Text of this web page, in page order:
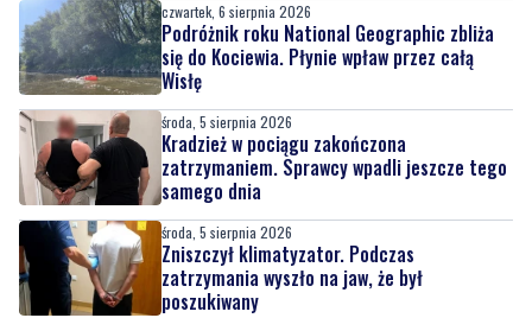
czwartek, 6 sierpnia 2026
Podróżnik roku National Geographic zbliża
się do Kociewia. Płynie wpław przez całą
Wisłę
środa, 5 sierpnia 2026
Kradzież w pociągu zakończona
zatrzymaniem. Sprawcy wpadli jeszcze tego
samego dnia
środa, 5 sierpnia 2026
Zniszczył klimatyzator. Podczas
zatrzymania wyszło na jaw, że był
poszukiwany